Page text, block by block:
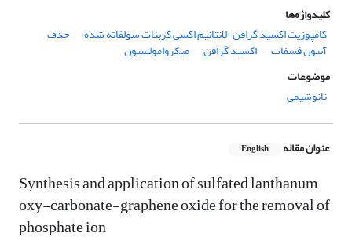
کلیدواژه‌ها
کامپوزیت اکسید گرافن-لانتانیم اکسی کربنات سولفاته شده
حذف
آنیون فسفات اکسید گرافن
میکروامولسیون
موضوعات
نانوشیمی
عنوان مقاله English
Synthesis and application of sulfated lanthanum
oxy-carbonate-graphene oxide for the removal of
phosphate ion